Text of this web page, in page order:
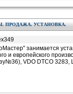
ПРОДАЖА. УСТАНОВКА.
занимается
и европейского
VDO DTCO 3283,